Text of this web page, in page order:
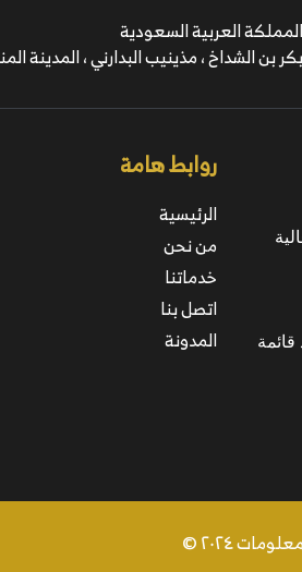
المملكة العربية السعودية
بكر بن الشداخ ، مذينيب البدارني ، المدينة
قائمة
روابط هامة
الرئيسية
من نحن
خدماتنا
اتصل بنا
المدونة
٢٠٢٤ ©